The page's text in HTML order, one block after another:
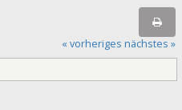
« vorheriges nächstes »